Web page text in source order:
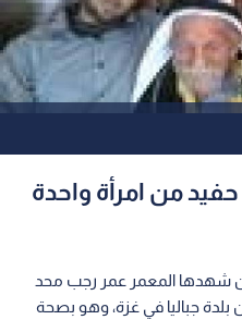
المعمر عمر رجب محد
1888 وأحد سكان بلدة جباليا في غزة، وهو بصحة